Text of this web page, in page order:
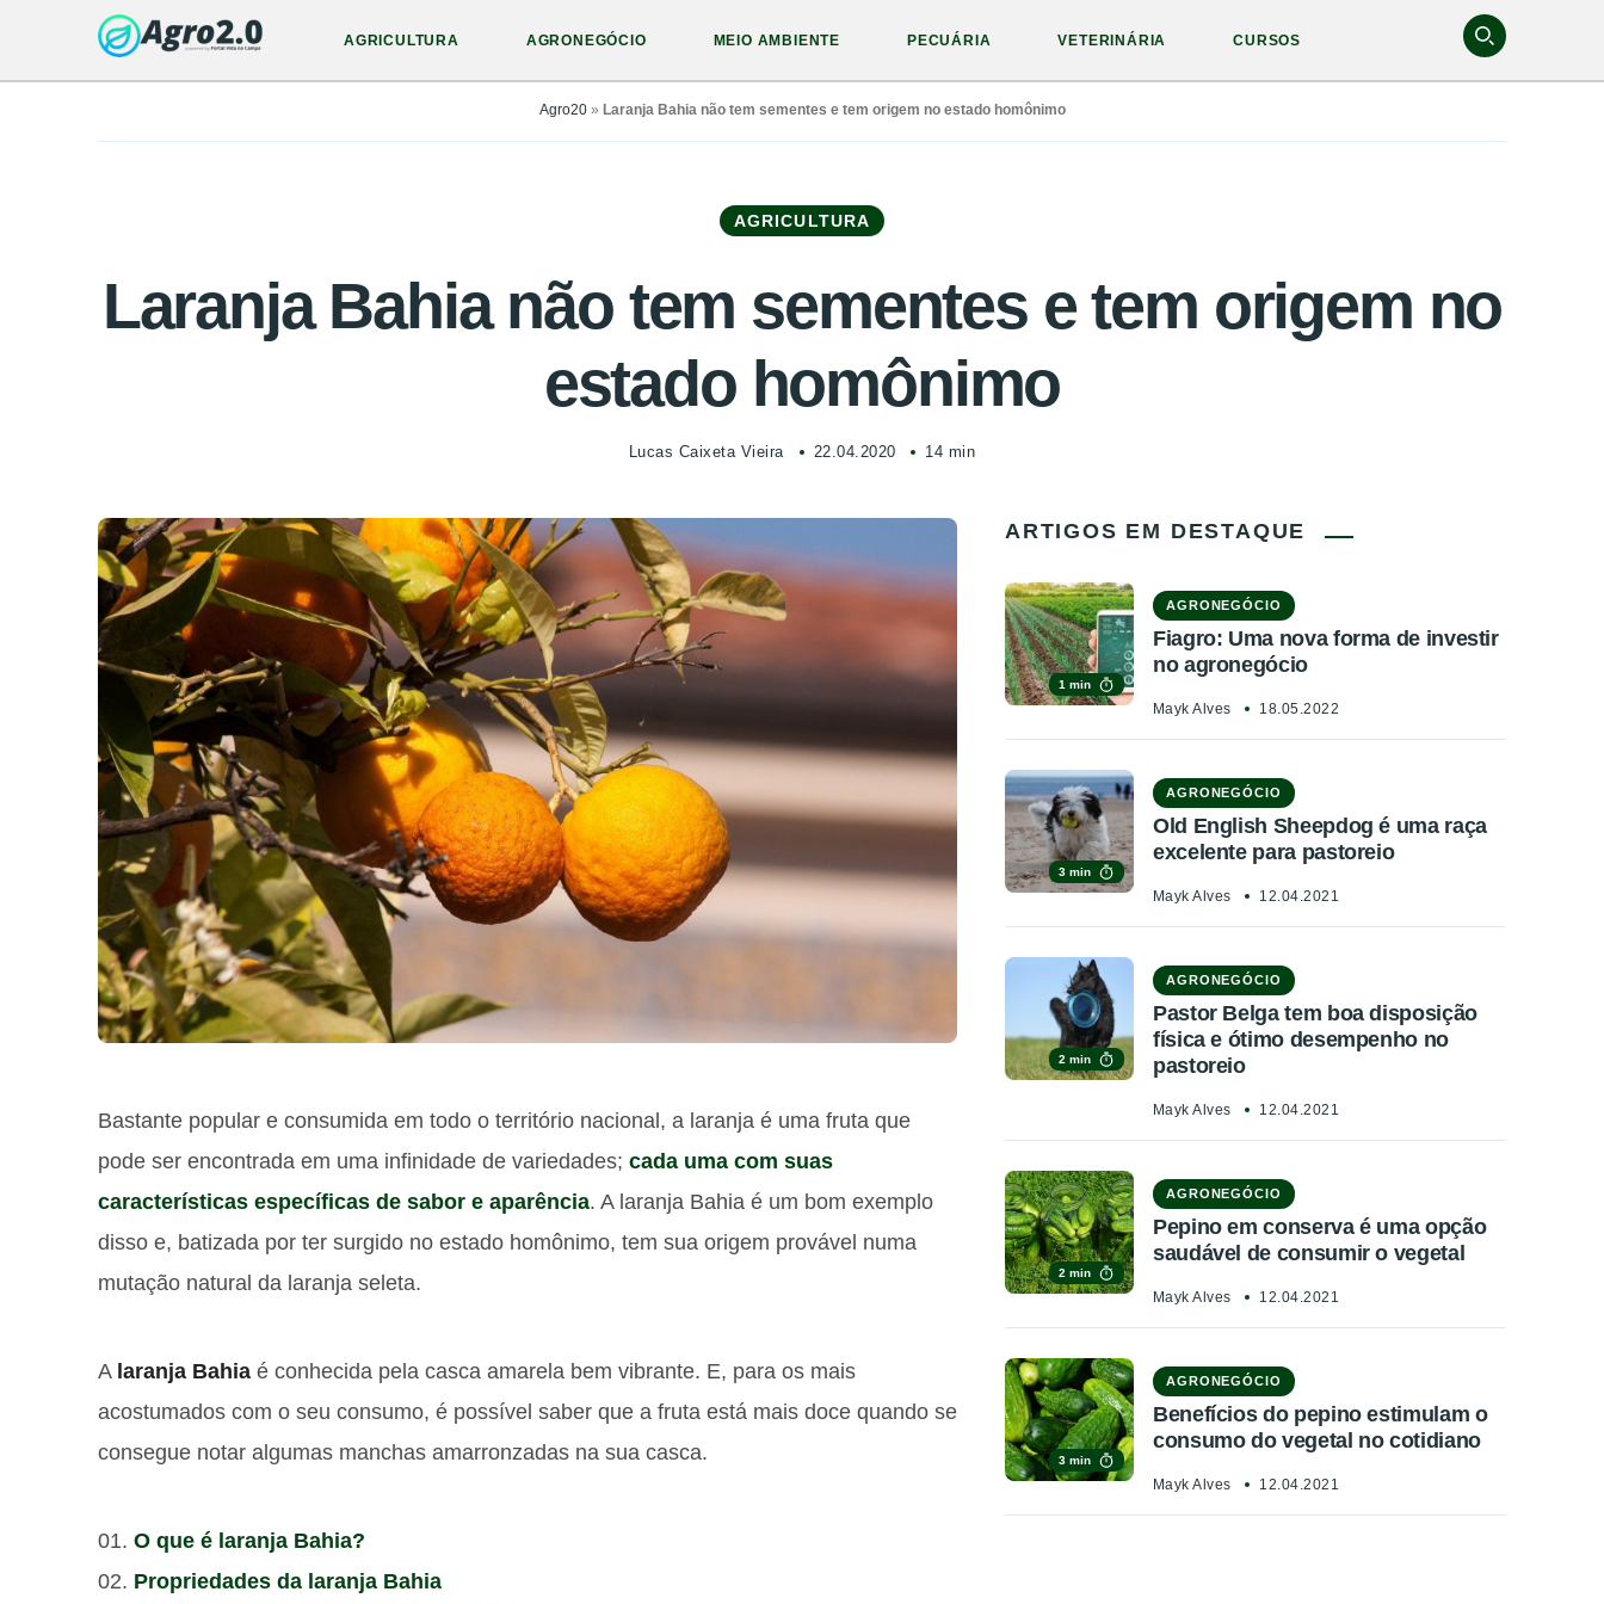
AGRICULTURA AGRONEGÓCIO MEIO AMBIENTE PECUÁRIA VETERINÁRIA CURSOS
Agro20» Laranja Bahia não tem sementes e tem origem no estado homônimo
AGRICULTURA
Laranja Bahia não tem sementes e tem origem no
estado homônimo
Lucas Caixeta Vieira 22.04.2020 14 min
Bastante popular e consumida em todo o território nacional, a laranja é uma fruta que
pode ser encontrada em uma infinidade de variedades; cada uma com suas
características específicas de sabor e aparência. A laranja Bahia é um bom exemplo
disso e, batizada por ter surgido no estado homônimo, tem sua origem provável numa
mutação natural da laranja seleta.
A laranja Bahia é conhecida pela casca amarela bem vibrante. E, para os mais
acostumados com o seu consumo, é possível saber que a fruta está mais doce quando se
consegue notar algumas manchas amarronzadas na sua casca.
O que é laranja Bahia?
Propriedades da laranja Bahia
ARTIGOS EM DESTAQUE
1 min
AGRONEGÓCIO
Fiagro: Uma nova forma de investir
no agronegócio
Mayk Alves 18.05.2022
3 min
AGRONEGÓCIO
Old English Sheepdog é uma raça
excelente para pastoreio
Mayk Alves 12.04.2021
2 min
AGRONEGÓCIO
Pastor Belga tem boa disposição
física e ótimo desempenho no
pastoreio
Mayk Alves 12.04.2021
2 min
AGRONEGÓCIO
Pepino em conserva é uma opção
saudável de consumir o vegetal
Mayk Alves 12.04.2021
3 min
AGRONEGÓCIO
Benefícios do pepino estimulam o
consumo do vegetal no cotidiano
Mayk Alves 12.04.2021